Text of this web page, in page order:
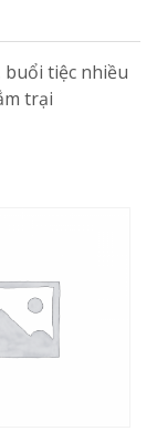
tiệc nhiều
trại